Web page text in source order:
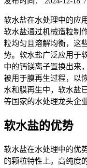
软水盐在水处理中的应
软水盐通过机械造粒制
粒均匀且溶解均衡，这
势。软水盐广泛应用于
中的钙镁离子置换出来
被用于膜再生过程，以
水和膜再生中，软水盐
等国家的水处理龙头企
软水盐的优势
软水盐在水处理中的优
的颗粒特性上。高纯度